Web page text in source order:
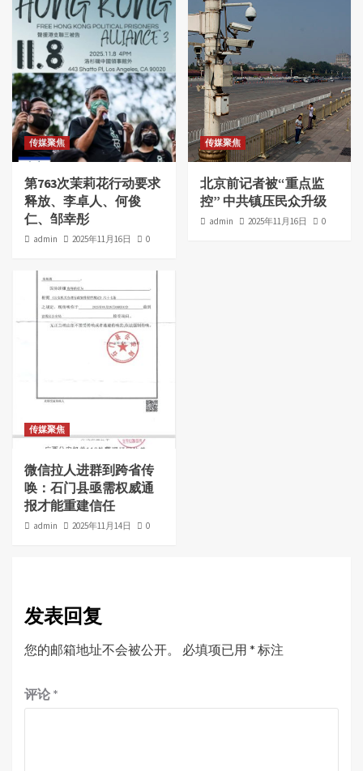
传媒聚焦
第763次茉莉花行动要求
释放、李卓人、何俊
仁、邹幸彤
admin 2025年11月16日 0
传媒聚焦
北京前记者被“重点监
控” 中共镇压民众升级
admin 2025年11月16日 0
传媒聚焦
微信拉人进群到跨省传
唤：石门县亟需权威通
报才能重建信任
admin 2025年11月14日 0
发表回复
您的邮箱地址不会被公开。 必填项已用 * 标注
评论 *